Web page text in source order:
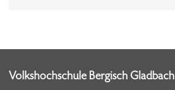
Volkshochschule Bergisch Gladbach